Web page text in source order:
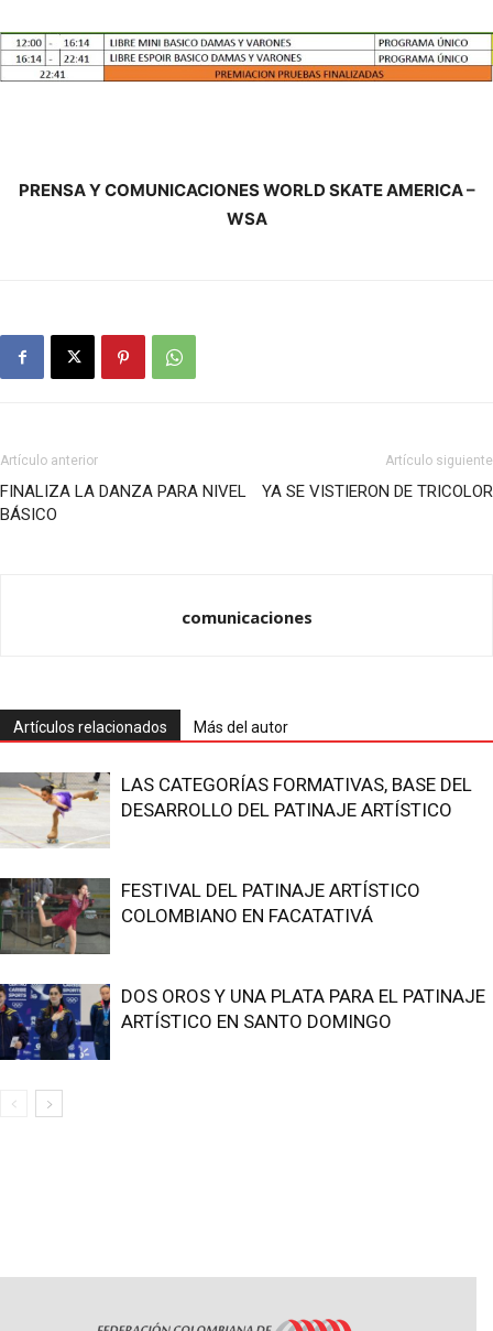
PRENSA Y COMUNICACIONES WORLD SKATE AMERICA –
WSA
Artículo anterior
FINALIZA LA DANZA PARA NIVEL
BÁSICO
Artículo siguiente
YA SE VISTIERON DE TRICOLOR
comunicaciones
Artículos relacionados Más del autor
LAS CATEGORÍAS FORMATIVAS, BASE DEL
DESARROLLO DEL PATINAJE ARTÍSTICO
FESTIVAL DEL PATINAJE ARTÍSTICO
COLOMBIANO EN FACATATIVÁ
DOS OROS Y UNA PLATA PARA EL PATINAJE
ARTÍSTICO EN SANTO DOMINGO